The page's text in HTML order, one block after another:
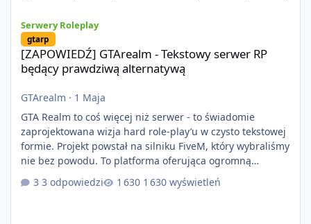
Serwery Roleplay
gtarp
[ZAPOWIEDŹ] GTArealm - Tekstowy serwer RP
będący prawdziwą alternatywą
GTArealm · 1 Maja
GTA Realm to coś więcej niż serwer - to świadomie
zaprojektowana wizja hard role-play’u w czysto tekstowej
formie. Projekt powstał na silniku FiveM, który wybraliśmy
nie bez powodu. To platforma oferująca ogromną
elastyczność i znacznie szybszy rozwój systemów niż w
przypadku innych rozwiązań. Usprawniona
3 odpowiedzi 1 630 wyświetleń